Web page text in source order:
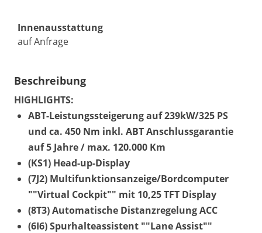
Innenausstattung
auf Anfrage
Beschreibung
HIGHLIGHTS:
ABT-Leistungssteigerung auf 239kW/325 PS
und ca. 450 Nm inkl. ABT Anschlussgarantie
auf 5 Jahre / max. 120.000 Km
(KS1) Head-up-Display
(7J2) Multifunktionsanzeige/Bordcomputer
""Virtual Cockpit"" mit 10,25 TFT Display
(8T3) Automatische Distanzregelung ACC
(6I6) Spurhalteassistent ""Lane Assist""